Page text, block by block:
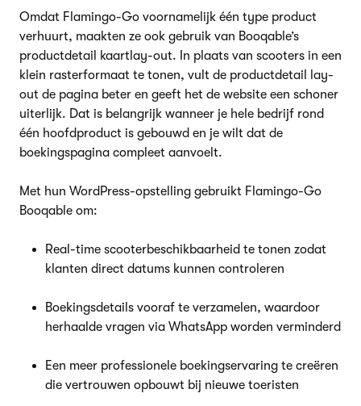
Omdat Flamingo-Go voornamelijk één type product
verhuurt, maakten ze ook gebruik van Booqable’s
productdetail kaartlay-out. In plaats van scooters in een
klein rasterformaat te tonen, vult de productdetail lay-
out de pagina beter en geeft het de website een schoner
uiterlijk. Dat is belangrijk wanneer je hele bedrijf rond
één hoofdproduct is gebouwd en je wilt dat de
boekingspagina compleet aanvoelt.
Met hun WordPress-opstelling gebruikt Flamingo-Go
Booqable om:
Real-time scooterbeschikbaarheid te tonen zodat
klanten direct datums kunnen controleren
Boekingsdetails vooraf te verzamelen, waardoor
herhaalde vragen via WhatsApp worden verminderd
Een meer professionele boekingservaring te creëren
die vertrouwen opbouwt bij nieuwe toeristen